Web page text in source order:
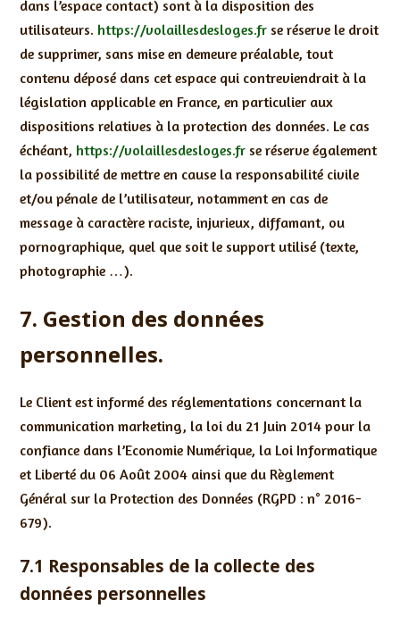
dans l’espace contact) sont à la disposition des
utilisateurs. https://volaillesdesloges.frse réserve le droit
de supprimer, sans mise en demeure préalable, tout
contenu déposé dans cet espace qui contreviendrait à la
législation applicable en France, en particulier aux
dispositions relatives à la protection des données. Le cas
échéant, https://volaillesdesloges.frse réserve également
la possibilité de mettre en cause la responsabilité civile
et/ou pénale de l’utilisateur, notamment en cas de
message à caractère raciste, injurieux, diffamant, ou
pornographique, quel que soit le support utilisé (texte,
photographie …).
7. Gestion des données
personnelles.
Le Client est informé des réglementations concernant la
communication marketing, la loi du 21 Juin 2014 pour la
confiance dans l’Economie Numérique, la Loi Informatique
et Liberté du 06 Août 2004 ainsi que du Règlement
Général sur la Protection des Données (RGPD : n° 2016-
679).
7.1 Responsables de la collecte des
données personnelles